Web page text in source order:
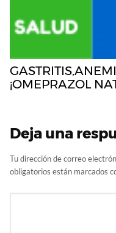
¡OMEPRAZOL
Deja una
Tu dirección de correo
obligatorios están marcados